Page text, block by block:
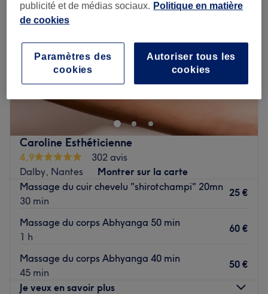
Caroline Esthéticienne
4,9
302 avis
Dalby, Nantes
Montrer sur la carte
Massage du cuir chevelu "shirotchampi" 20mn
30 min
25 €
Massage du corps Abhyanga 50 min
1 h
60 €
Massage du corps Abhyanga 40 min
45 min
50 €
Je veux en savoir plus
publicité et de médias sociaux. Politique en matière
de cookies
Autoriser tous les
cookies
Paramètres des
cookies